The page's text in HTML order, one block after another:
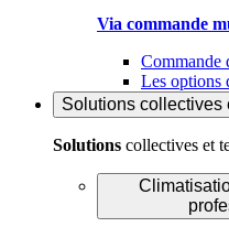
Via commande
Commande
Les options
Solutions collectives
Solutions collectives et